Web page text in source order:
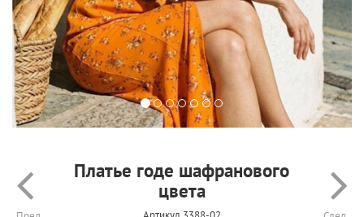
Платье годе шафранового
цвета